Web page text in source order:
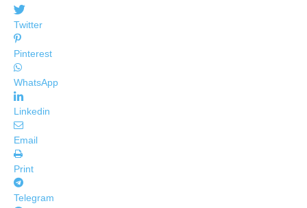
Twitter
Pinterest
WhatsApp
Linkedin
Email
Print
Telegram